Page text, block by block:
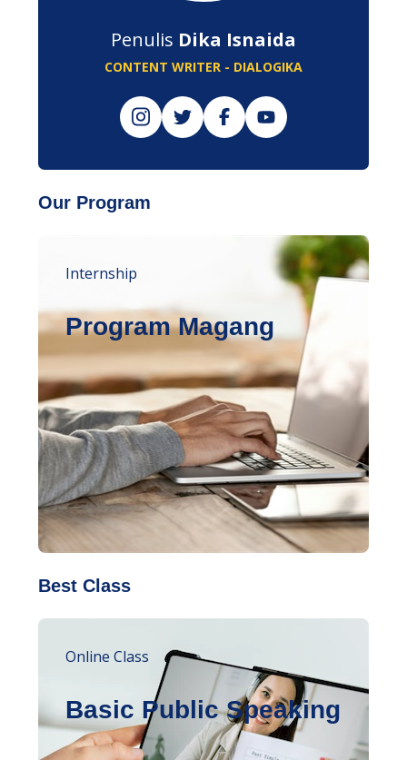
Penulis Dika Isnaida
CONTENT WRITER - DIALOGIKA
Our Program
Internship
Program Magang
Best Class
Online Class
Basic Public Speaking